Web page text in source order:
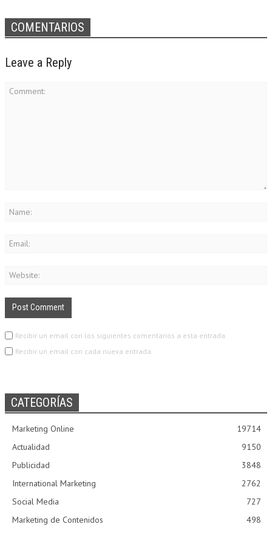
COMENTARIOS
Leave a Reply
Recibir un email con los siguientes comentarios a esta entrada.
Recibir un email con cada nueva entrada.
CATEGORÍAS
Marketing Online
19714
Actualidad
9150
Publicidad
3848
International Marketing
2762
Social Media
727
Marketing de Contenidos
498